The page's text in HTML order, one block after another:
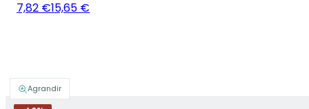
Agrandir
7,82 €15,65 €